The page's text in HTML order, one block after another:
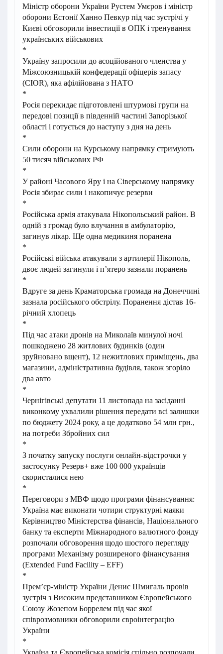
Міністр оборони України Рустем Умєров і міністр
оборони Естонії Ханно Певкур під час зустрічі у
Києві обговорили інвестиції в ОПК і тренування
українських військових
*
Україну запросили до асоційованого членства у
Міжсоюзницькій конфедерації офіцерів запасу
(CIOR), яка афілійована з НАТО
*
Росія перекидає підготовлені штурмові групи на
передові позиції в південній частині Запорізької
області і готується до наступу з дня на день
*
Сили оборони на Курському напрямку стримують
50 тисяч військових РФ
*
У районі Часового Яру і на Сіверському напрямку
Росія збирає сили і накопичує резерви
*
Російська армія атакувала Нікопольський район. В
одній з громад було влучання в амбулаторію,
загинув лікар. Ще одна медикиня поранена
*
Російські війська атакували з артилерії Нікополь,
двоє людей загинули і п’ятеро зазнали поранень
*
Вдруге за день Краматорська громада на Донеччині
зазнала російського обстрілу. Поранення дістав 16-
річний хлопець
*
Під час атаки дронів на Миколаїв минулої ночі
пошкоджено 28 житлових будинків (один
зруйновано вщент), 12 нежитлових приміщень, два
магазини, адміністративна будівля, також згоріло
два авто
*
Чернігівські депутати 11 листопада на засіданні
виконкому ухвалили рішення передати всі залишки
по бюджету 2024 року, а це додатково 54 млн грн.,
на потреби Збройних сил
*
З початку запуску послуги онлайн-відстрочки у
застосунку Резерв+ вже 100 000 українців
скористалися нею
*
Переговори з МВФ щодо програми фінансування:
Україна має виконати чотири структурні маяки
Керівництво Міністерства фінансів, Національного
банку та експерти Міжнародного валютного фонду
розпочали обговорення щодо шостого перегляду
програми Механізму розширеного фінансування
(Extended Fund Facility – EFF)
*
Прем’єр-міністр України Денис Шмигаль провів
зустріч з Високим представником Європейського
Союзу Жозепом Боррелем під час якої
співрозмовники обговорили євроінтеграцію
України
*
Україна та Європейська комісія спільно розпочали